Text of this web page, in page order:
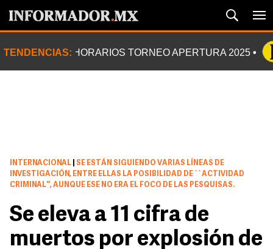
TENDENCIAS: HORARIOS TORNEO APERTURA 2025
INTERNACIONAL
SE ESTÁN SIGUIENDO VARIAS LÍNEAS DE
INVESTIGACIÓN, ENTRE ELLAS LA POSIBILIDAD DE ``ACTIVIDAD
CRIMINAL'', AUNQUE ESE NO ERA EL FOCO DE LAS PESQUISAS.
Se eleva a 11 cifra de
muertos por explosión de